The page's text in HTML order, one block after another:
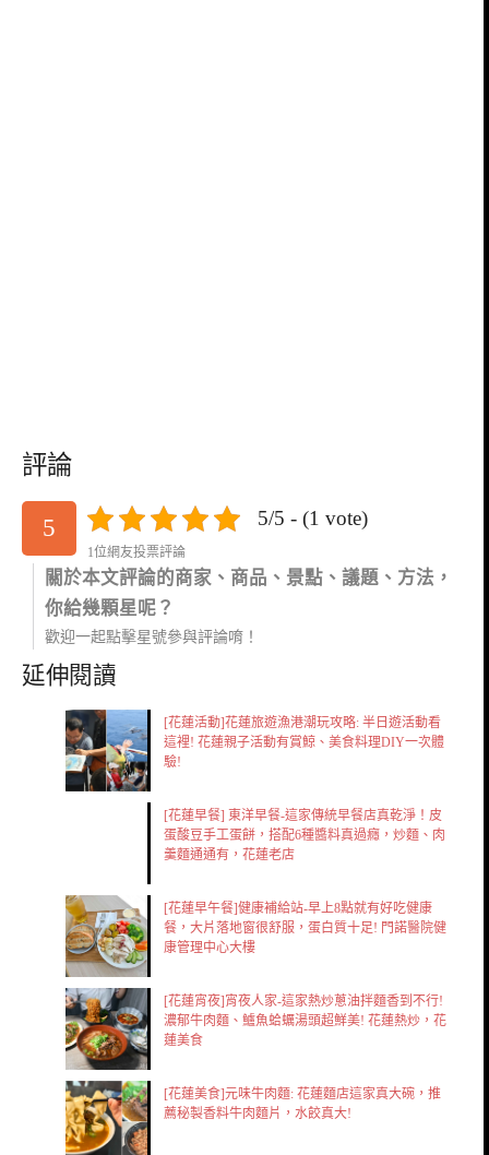
評論
5 5/5 - (1 vote)
1位網友投票評論
關於本文評論的商家、商品、景點、議題、方法，
你給幾顆星呢？
歡迎一起點擊星號參與評論唷！
延伸閱讀
[花蓮活動]花蓮旅遊漁港潮玩攻略: 半日遊活動看
這裡! 花蓮親子活動有賞鯨、美食料理DIY一次體
驗!
[花蓮早餐] 東洋早餐-這家傳統早餐店真乾淨！皮
蛋酸豆手工蛋餅，搭配6種醬料真過癮，炒麵、肉
羹麵通通有，花蓮老店
[花蓮早午餐]健康補給站-早上8點就有好吃健康
餐，大片落地窗很舒服，蛋白質十足! 門諾醫院健
康管理中心大樓
[花蓮宵夜]宵夜人家-這家熱炒蔥油拌麵香到不行!
濃郁牛肉麵、鱸魚蛤蠣湯頭超鮮美! 花蓮熱炒，花
蓮美食
[花蓮美食]元味牛肉麵: 花蓮麵店這家真大碗，推
薦秘製香料牛肉麵片，水餃真大!